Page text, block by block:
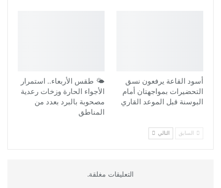
أسود القاعة يرفعون نسق
التحضيرات بمواجهتان أمام
البوسنة قبل الموعد القاري
🌤️ طقس الأربعاء.. استمرار
الأجواء الحارة وزخات رعدية
مصحوبة بالبرد بعدد من
المناطق
السابق التالي
التعليقات مغلقة.